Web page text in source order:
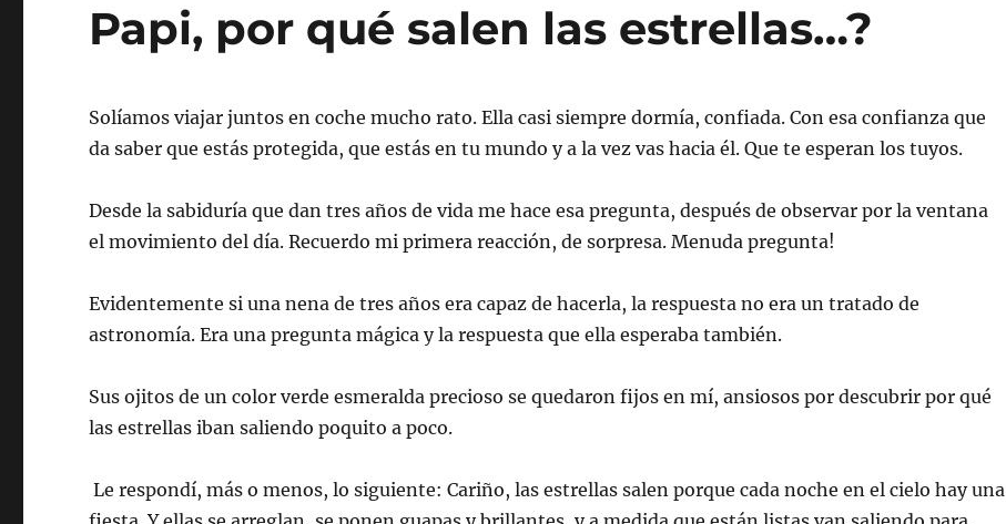
Papi, por qué salen las estrellas…?
Solíamos viajar juntos en coche mucho rato. Ella casi siempre dormía, confiada. Con esa confianza que
da saber que estás protegida, que estás en tu mundo y a la vez vas hacia él. Que te esperan los tuyos.
Desde la sabiduría que dan tres años de vida me hace esa pregunta, después de observar por la ventana
el movimiento del día. Recuerdo mi primera reacción, de sorpresa. Menuda pregunta!
Evidentemente si una nena de tres años era capaz de hacerla, la respuesta no era un tratado de
astronomía. Era una pregunta mágica y la respuesta que ella esperaba también.
Sus ojitos de un color verde esmeralda precioso se quedaron fijos en mí, ansiosos por descubrir por qué
las estrellas iban saliendo poquito a poco.
Le respondí, más o menos, lo siguiente: Cariño, las estrellas salen porque cada noche en el cielo hay una